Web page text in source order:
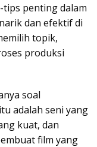
penting dalam
dan efektif di
topik,
produksi
soal
adalah seni yang
kuat, dan
film yang